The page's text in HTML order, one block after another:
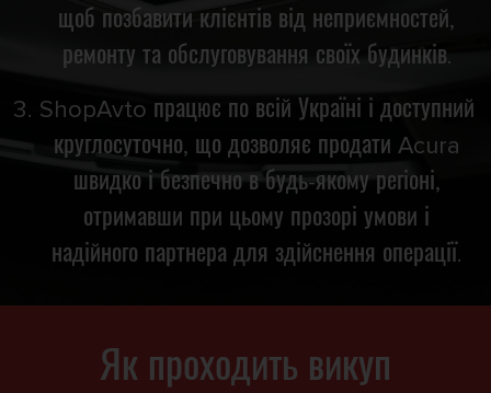
щоб позбавити клієнтів від неприємностей,
ремонту та обслуговування своїх будинків.
ShopAvto працює по всій Україні і доступний
круглосуточно, що дозволяє продати Acura
швидко і безпечно в будь-якому регіоні,
отримавши при цьому прозорі умови і
надійного партнера для здійснення операції.
Як проходить викуп